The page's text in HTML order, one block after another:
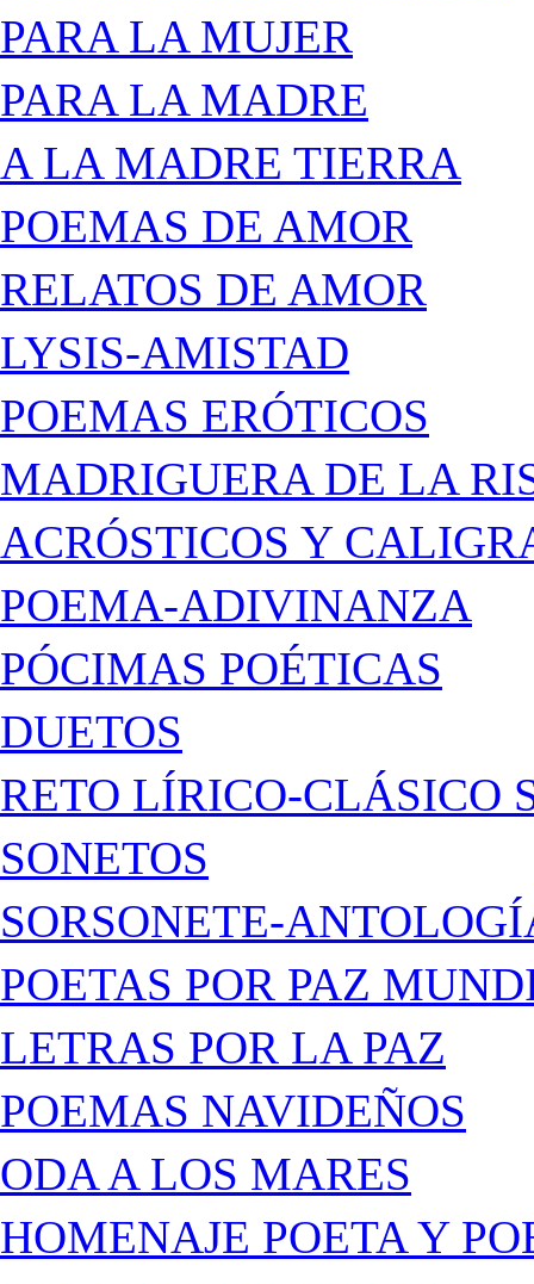
PARA LA MUJER
PARA LA MADRE
A LA MADRE TIERRA
POEMAS DE AMOR
RELATOS DE AMOR
LYSIS-AMISTAD
POEMAS ERÓTICOS
MADRIGUERA DE LA
ACRÓSTICOS Y
POEMA-ADIVINANZA
PÓCIMAS POÉTICAS
DUETOS
RETO LÍRICO-CLÁSICO
SONETOS
SORSONETE-
POETAS POR PAZ
LETRAS POR LA PAZ
POEMAS NAVIDEÑOS
ODA A LOS MARES
HOMENAJE POETA Y